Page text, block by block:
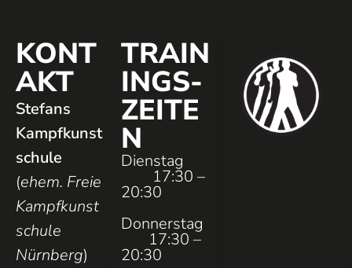
KONT
AKT
Stefans
Kampfkunst
schule
(ehem. Freie
Kampfkunst
schule
Nürnberg)
TRAIN
INGS­
ZEITE
N
Dienstag
17:30 –
20:30
Donnerstag
17:30 –
20:30